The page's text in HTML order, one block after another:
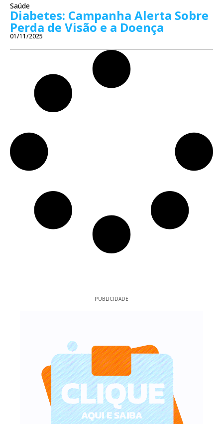
Saúde
Diabetes: Campanha Alerta Sobre
Perda de Visão e a Doença
01/11/2025
PUBLICIDADE